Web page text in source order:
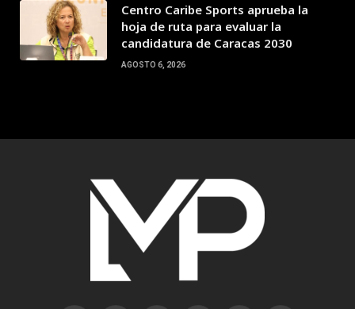
Centro Caribe Sports aprueba la
hoja de ruta para evaluar la
candidatura de Caracas 2030
AGOSTO 6, 2026